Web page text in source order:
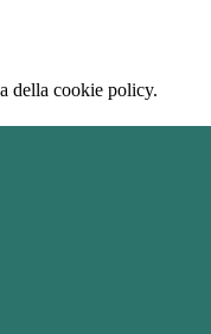
della cookie policy.